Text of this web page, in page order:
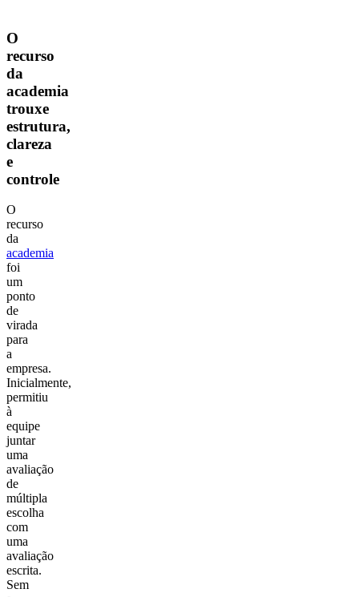
O
recurso
da
academia
trouxe
estrutura,
clareza
e
controle
O
recurso
da
academia
foi
um
ponto
de
virada
para
a
empresa.
Inicialmente,
permitiu
à
equipe
juntar
uma
avaliação
de
múltipla
escolha
com
uma
avaliação
escrita.
Sem